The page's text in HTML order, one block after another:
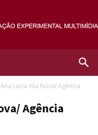
Luiza Vila Nova/ Agência
Agência